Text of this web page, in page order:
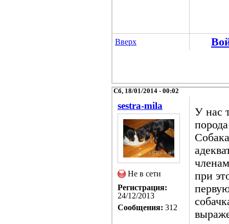
Вверх
Сб, 18/01/2014 - 00:02
sestra-mila
Не в сети
Регистрация:
24/12/2013
Сообщения: 312
У нас
при